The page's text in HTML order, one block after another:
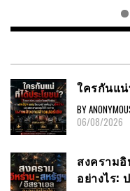
ใครกันแ
BY
06/08/2026
สงคราม
อย่างไร: